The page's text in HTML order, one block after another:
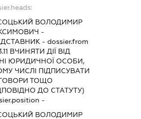
ВОЛОДИМИР
-
- dossier.from
ВЧИНЯТИ ДІЇ ВІД
ЮРИДИЧНОЇ ОСОБИ,
ЧИСЛІ ПІДПИСУВАТИ
ТОЩО
ДО СТАТУТУ)
-
ВОЛОДИМИР